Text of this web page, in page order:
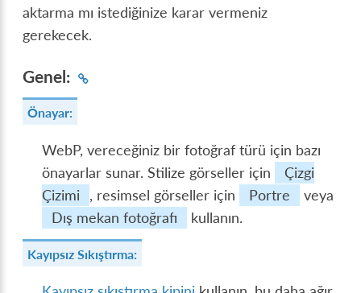
aktarma mı istediğinize karar vermeniz
gerekecek.
Genel:
Önayar:
WebP, vereceğiniz bir fotoğraf türü için bazı
önayarlar sunar. Stilize görseller için
Çizgi
Çizimi
, resimsel görseller için Portre
veya
Dış mekan fotoğrafı
kullanın.
Kayıpsız Sıkıştırma: